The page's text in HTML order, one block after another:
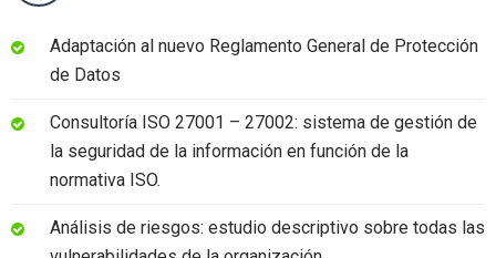
Adaptación al nuevo Reglamento General de Protección
de Datos
Consultoría ISO 27001 – 27002: sistema de gestión de
la seguridad de la información en función de la
normativa ISO.
Análisis de riesgos: estudio descriptivo sobre todas las